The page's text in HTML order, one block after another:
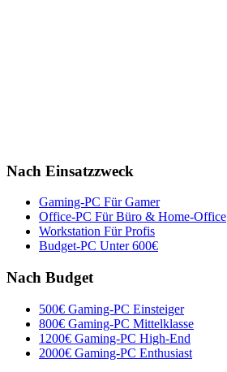
Nach Einsatzzweck
Gaming-PC Für Gamer
Office-PC Für Büro & Home-Office
Workstation Für Profis
Budget-PC Unter 600€
Nach Budget
500€ Gaming-PC Einsteiger
800€ Gaming-PC Mittelklasse
1200€ Gaming-PC High-End
2000€ Gaming-PC Enthusiast